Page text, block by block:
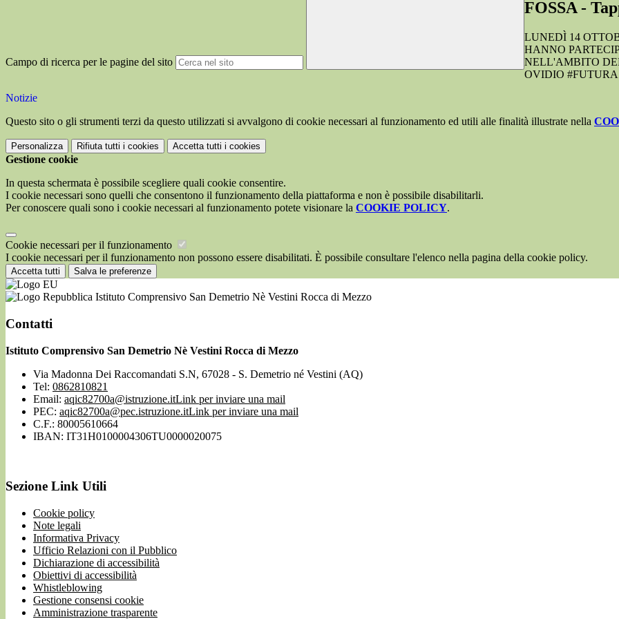
Campo di ricerca per le pagine del sito
FOSSA -
LUNEDÌ 14
HANNO
NELL'AMBITO
OVIDIO
Notizie
Questo sito o gli strumenti terzi da questo utilizzati si avvalgono di cookie necessari al funzionamento ed utili alle finalità illustrate nella
Personalizza Rifiuta tutti i cookies Accetta tutti i cookies
Gestione cookie
In questa schermata è possibile scegliere quali cookie consentire.
I cookie necessari sono quelli che consentono il funzionamento della piattaforma e non è possibile disabilitarli.
Per conoscere quali sono i cookie necessari al funzionamento potete visionare la COOKIE POLICY.
Cookie necessari per il funzionamento
I cookie necessari per il funzionamento non possono essere disabilitati. È possibile consultare l'elenco nella pagina della cookie policy.
Accetta tutti Salva le preferenze
Istituto Comprensivo San Demetrio Nè Vestini Rocca di Mezzo
Contatti
Istituto Comprensivo San Demetrio Nè Vestini Rocca di Mezzo
Via Madonna Dei Raccomandati S.N, 67028 - S. Demetrio né Vestini (AQ)
Tel: 0862810821
Email: aqic82700a@istruzione.itLink per inviare una mail
PEC: aqic82700a@pec.istruzione.itLink per inviare una mail
C.F.: 80005610664
IBAN: IT31H0100004306TU0000020075
Sezione Link Utili
Cookie policy
Note legali
Informativa Privacy
Ufficio Relazioni con il Pubblico
Dichiarazione di accessibilità
Obiettivi di accessibilità
Whistleblowing
Gestione consensi cookie
Amministrazione trasparente